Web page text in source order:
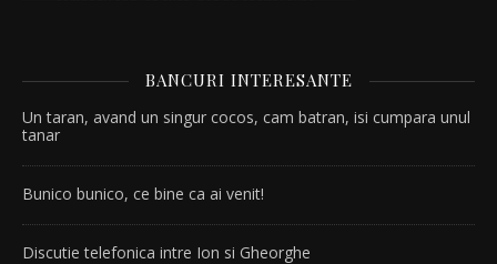
BANCURI INTERESANTE
Un taran, avand un singur cocos, cam batran, isi cumpara unul
tanar
Bunico bunico, ce bine ca ai venit!
Discutie telefonica intre Ion si Gheorghe